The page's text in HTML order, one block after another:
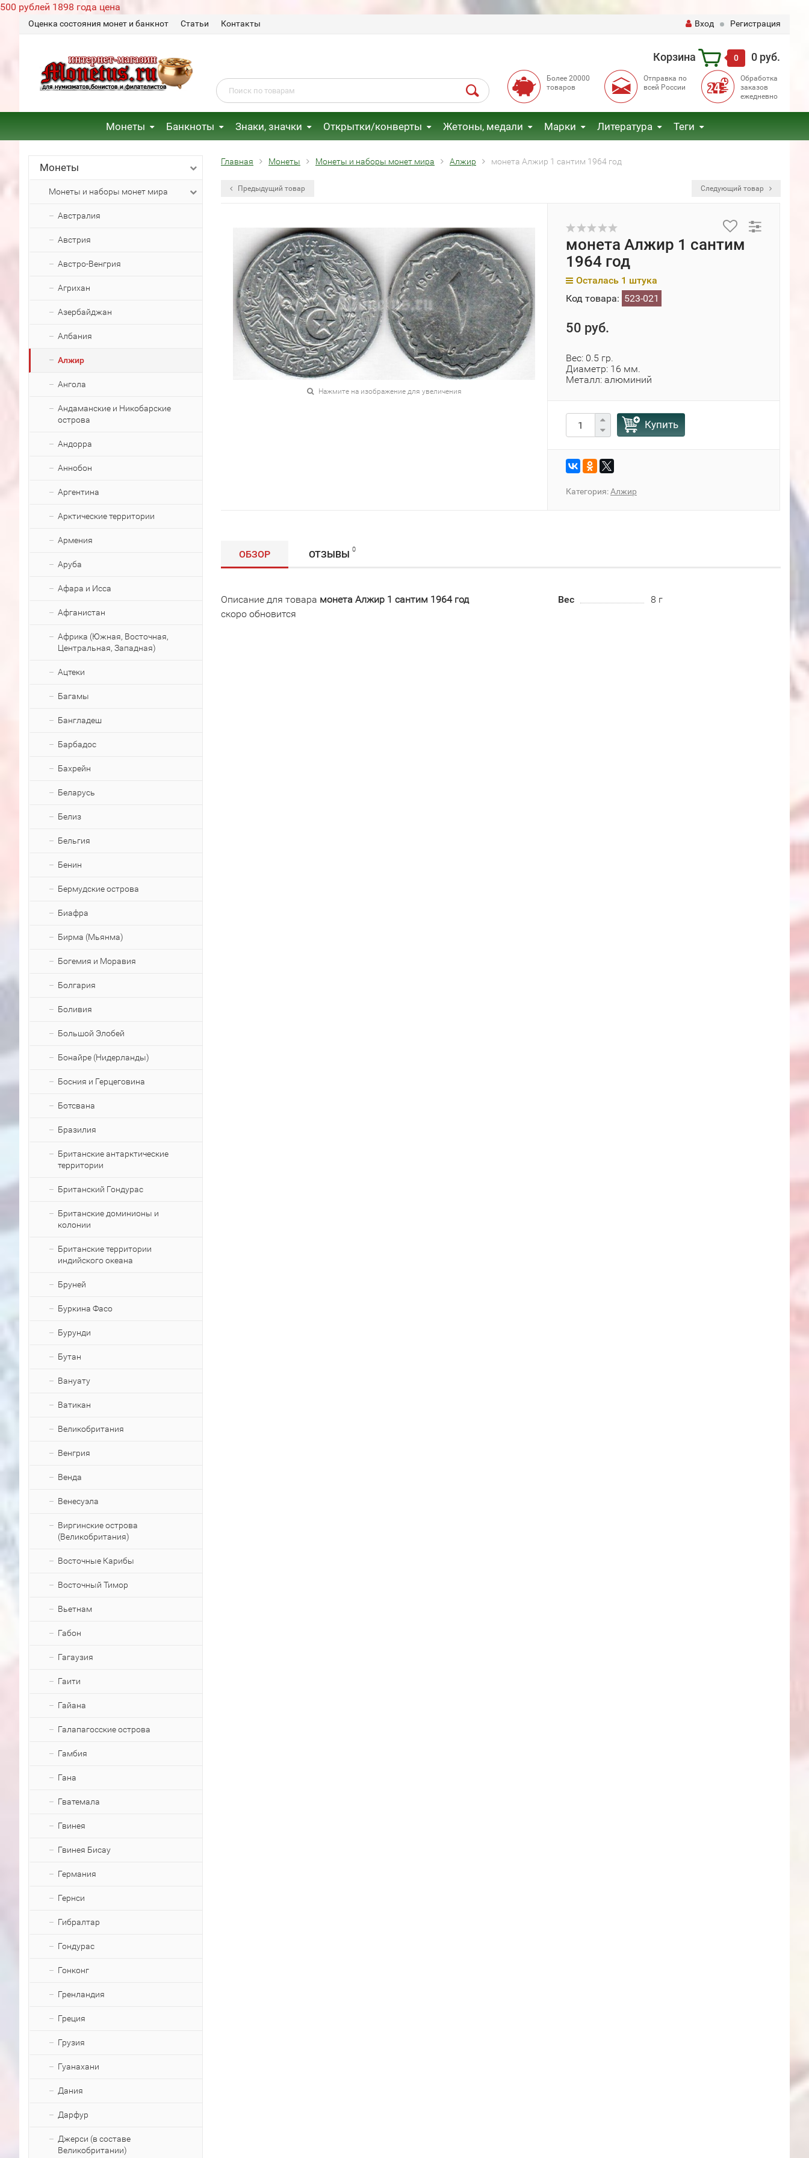
500 рублей 1898 года цена
Оценка состояния монет и банкнот Статьи Контакты Вход Регистрация
Корзина 0 0 руб.
Более 20000
товаров
Отправка по
всей России
Обработка
заказов
ежедневно
Монеты Банкноты Знаки, значки Открытки/конверты Жетоны, медали Марки Литература Теги
Монеты
Монеты и наборы монет мира
Австралия
Австрия
Австро-Венгрия
Агрихан
Азербайджан
Албания
Алжир
Ангола
Андаманские и Никобарские
острова
Андорра
Аннобон
Аргентина
Арктические территории
Армения
Аруба
Афара и Исса
Афганистан
Африка (Южная, Восточная,
Центральная, Западная)
Ацтеки
Багамы
Бангладеш
Барбадос
Бахрейн
Беларусь
Белиз
Бельгия
Бенин
Бермудские острова
Биафра
Бирма (Мьянма)
Богемия и Моравия
Болгария
Боливия
Большой Элобей
Бонайре (Нидерланды)
Босния и Герцеговина
Ботсвана
Бразилия
Британские антарктические
территории
Британский Гондурас
Британские доминионы и
колонии
Британские территории
индийского океана
Бруней
Буркина Фасо
Бурунди
Бутан
Вануату
Ватикан
Великобритания
Венгрия
Венда
Венесуэла
Виргинские острова
(Великобритания)
Восточные Карибы
Восточный Тимор
Вьетнам
Габон
Гагаузия
Гаити
Гайана
Галапагосские острова
Гамбия
Гана
Гватемала
Гвинея
Гвинея Бисау
Германия
Гернси
Гибралтар
Гондурас
Гонконг
Гренландия
Греция
Грузия
Гуанахани
Дания
Дарфур
Джерси (в составе
Великобритании)
Главная Монеты Монеты и наборы монет мира Алжир монета Алжир 1 сантим 1964 год
Предыдущий товар Следующий товар
Нажмите на изображение для увеличения
монета Алжир 1 сантим
1964 год
Осталась 1 штука
Код товара: 523-021
50 руб.
Вес: 0.5 гр.
Диаметр: 16 мм.
Металл: алюминий
Купить
Категория:Алжир
ОБЗОР ОТЗЫВЫ 0
Описание для товара монета Алжир 1 сантим 1964 год
скоро обновится
Вес 8 г